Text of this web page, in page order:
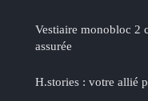
Vestiaire monobloc 2
assurée
H.stories : votre allié